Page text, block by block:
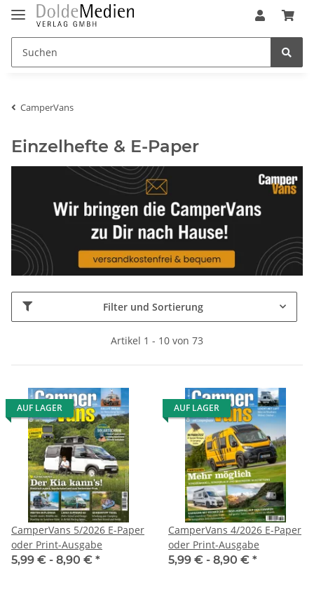
CamperVans
Einzelhefte & E-Paper
Filter und Sortierung
Artikel 1 - 10 von 73
AUF LAGER
CamperVans 5/2026 E-Paper
oder Print-Ausgabe
5,99 € - 8,90 € *
AUF LAGER
CamperVans 4/2026 E-Paper
oder Print-Ausgabe
5,99 € - 8,90 € *